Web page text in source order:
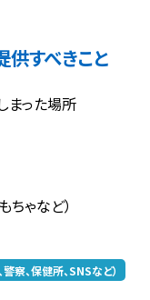
すべきこと
まった場所
ちゃなど）
察、保健所、SNSなど）